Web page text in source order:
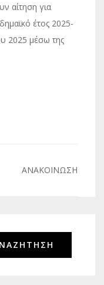
αίτηση για
έτος 2025-
2025 μέσω της
ΑΝΑΚΟΙΝΩΣΗ